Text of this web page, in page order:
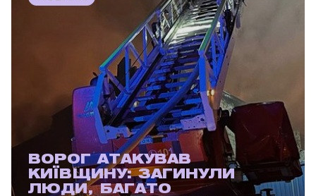
ВОРОГ АТАКУВАВ
КИЇВЩИНУ: ЗАГИНУЛИ
ЛЮДИ, БАГАТО